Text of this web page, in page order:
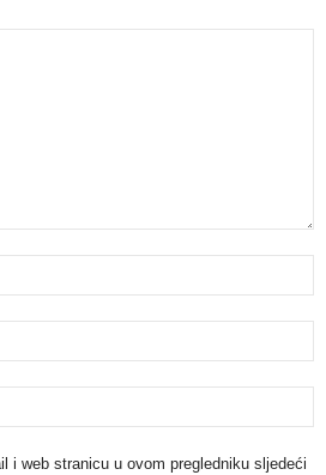
i web stranicu u ovom pregledniku sljedeći